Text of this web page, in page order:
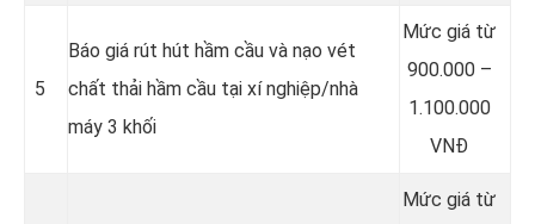
5
Báo giá rút hút hầm cầu và nạo vét
chất thải hầm cầu tại xí nghiệp/nhà
máy 3 khối
Mức giá từ
900.000 –
1.100.000
VNĐ
Mức giá từ